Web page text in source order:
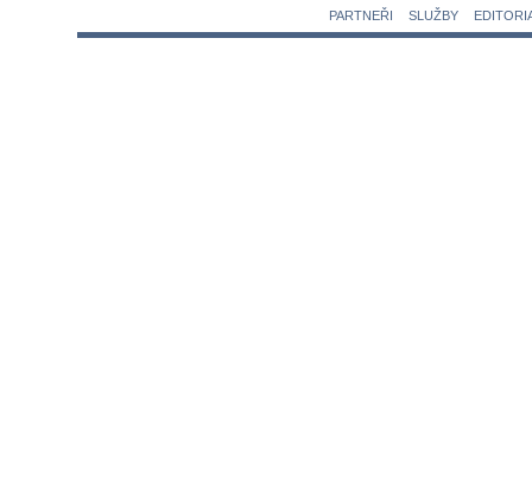
PARTNEŘI
SLUŽBY